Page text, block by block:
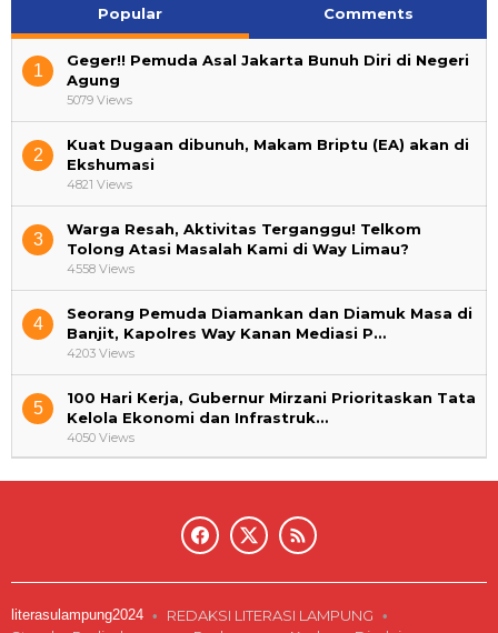
Popular Comments
1
Geger!! Pemuda Asal Jakarta Bunuh Diri di Negeri
Agung
5079 Views
2
Kuat Dugaan dibunuh, Makam Briptu (EA) akan di
Ekshumasi
4821 Views
3
Warga Resah, Aktivitas Terganggu! Telkom
Tolong Atasi Masalah Kami di Way Limau?
4558 Views
4
Seorang Pemuda Diamankan dan Diamuk Masa di
Banjit, Kapolres Way Kanan Mediasi P…
4203 Views
5
100 Hari Kerja, Gubernur Mirzani Prioritaskan Tata
Kelola Ekonomi dan Infrastruk…
4050 Views
literasulampung2024
REDAKSI LITERASI LAMPUNG